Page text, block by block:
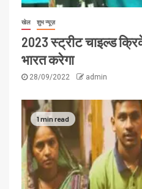
खेल शुभ न्यूज़
2023 स्ट्रीट चाइल्ड
भारत करेगा
28/09/2022 admin
1 min read